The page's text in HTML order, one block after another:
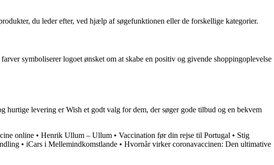
du leder efter, ved hjælp af søgefunktionen eller de forskellige kategorier.
symboliserer logoet ønsket om at skabe en positiv og givende shoppingoplevelse
hurtige levering er Wish et godt valg for dem, der søger gode tilbud og en bekvem
online • Henrik Ullum – Ullum • Vaccination før din rejse til Portugal • Stig
• iCars i Mellemindkomstlande • Hvornår virker coronavaccinen: Den ultimative